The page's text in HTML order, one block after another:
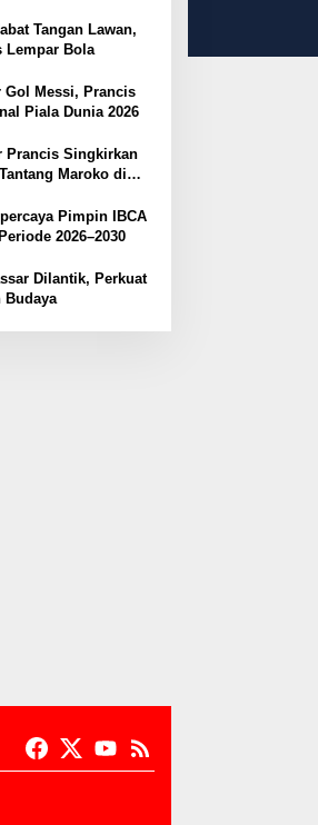
Tangan Lawan,
Lempar Bola
Gol Messi, Prancis
Piala Dunia 2026
Prancis Singkirkan
Maroko di
Pimpin IBCA
2026–2030
Dilantik, Perkuat
Budaya